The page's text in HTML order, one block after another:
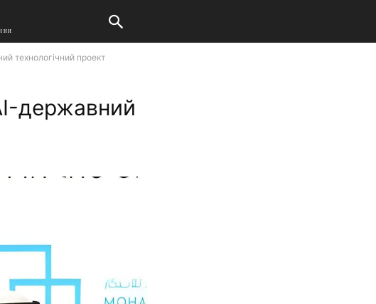
технологічний проект
державний